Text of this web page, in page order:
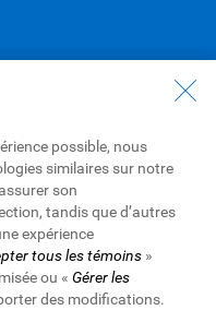
Website
possible, nous
similaires sur notre
son
tandis que d’autres
expérience
tous les témoins»
ou « Gérer les
des modifications.